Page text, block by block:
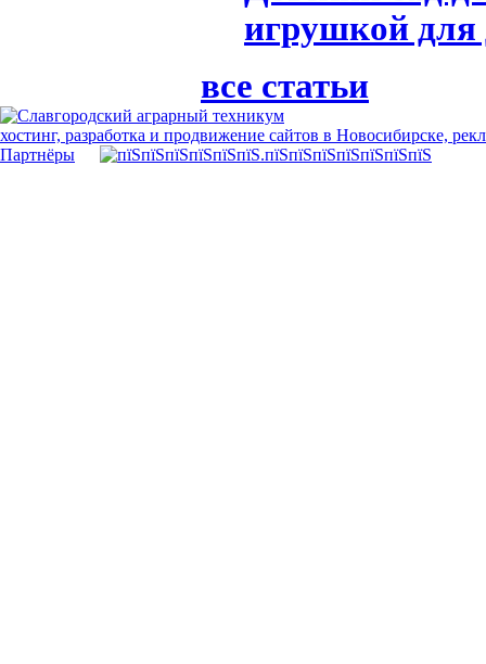
игрушкой для
все статьи
хостинг, разработка и продвижение сайтов в Новосибирске,
Партнёры